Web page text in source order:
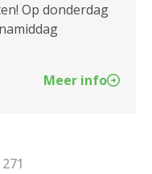
Op donderdag
Meer info